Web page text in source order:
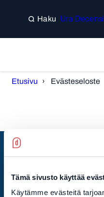
Tämä sivusto käyttää
Käytämme evästeitä
sisältöön
Search Ura
Etusivu Evästeseloste
Tilaa